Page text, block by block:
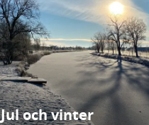
Jul och vinter